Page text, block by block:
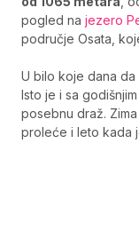
pogled na jezero
područje Osata,
U bilo koje dana
Isto je i sa
posebnu draž.
proleće i leto kada